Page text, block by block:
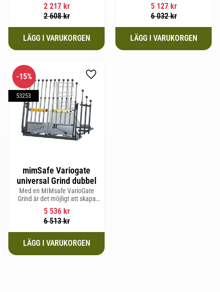
2 217kr
2 608kr
5 127kr
6 032kr
mimSafe Variogate
universal Grind dubbel
Med en MIMsafe VarioGate
Grind är det möjligt att skapa
ett inhägnat område i hela
bagageutrymmet som kan
användas för transport av
hundar eller last
5 536kr
6 513kr
15%
53253
Lägg till i favoriter